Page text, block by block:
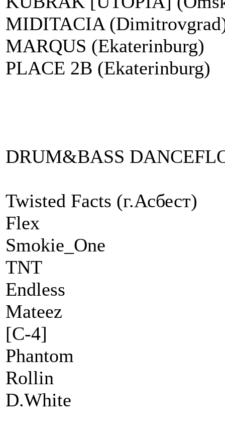
MIDITACIA
MARQUS (Ekaterinburg)
PLACE 2B (Ekaterinburg)
DRUM&BASS
Twisted Facts (г.Асбест)
Flex
Smokie_One
TNT
Endless
Mateez
[C-4]
Phantom
Rollin
D.White